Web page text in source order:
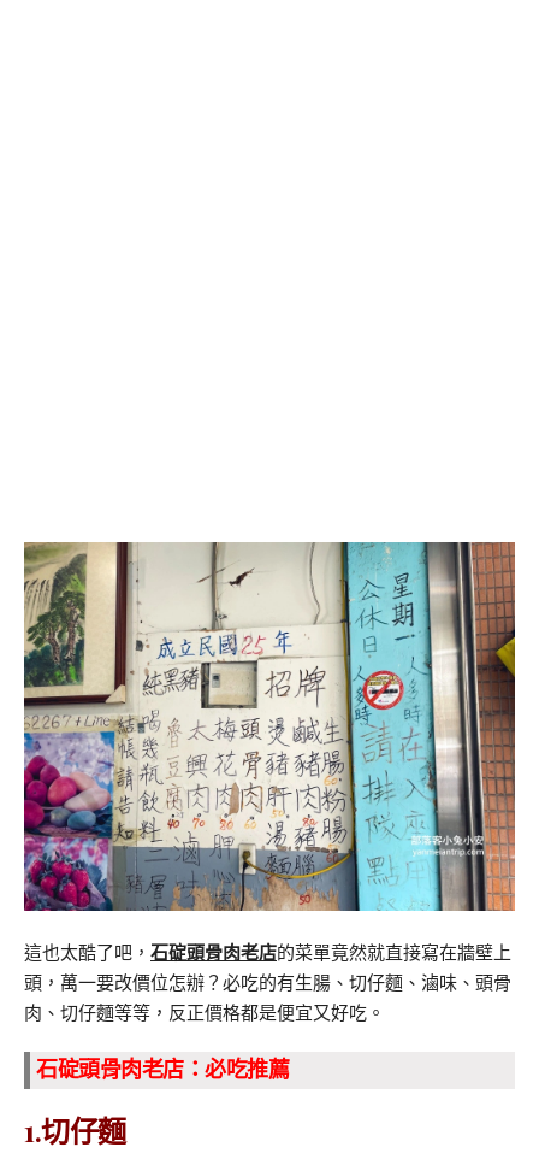
這也太酷了吧， 石碇頭骨肉老店的菜單竟然就直接寫在牆壁上
頭，萬一要改價位怎辦？必吃的有生腸、切仔麵、滷味、頭骨
肉、切仔麵等等，反正價格都是便宜又好吃。
石碇頭骨肉老店：必吃推薦
1.切仔麵